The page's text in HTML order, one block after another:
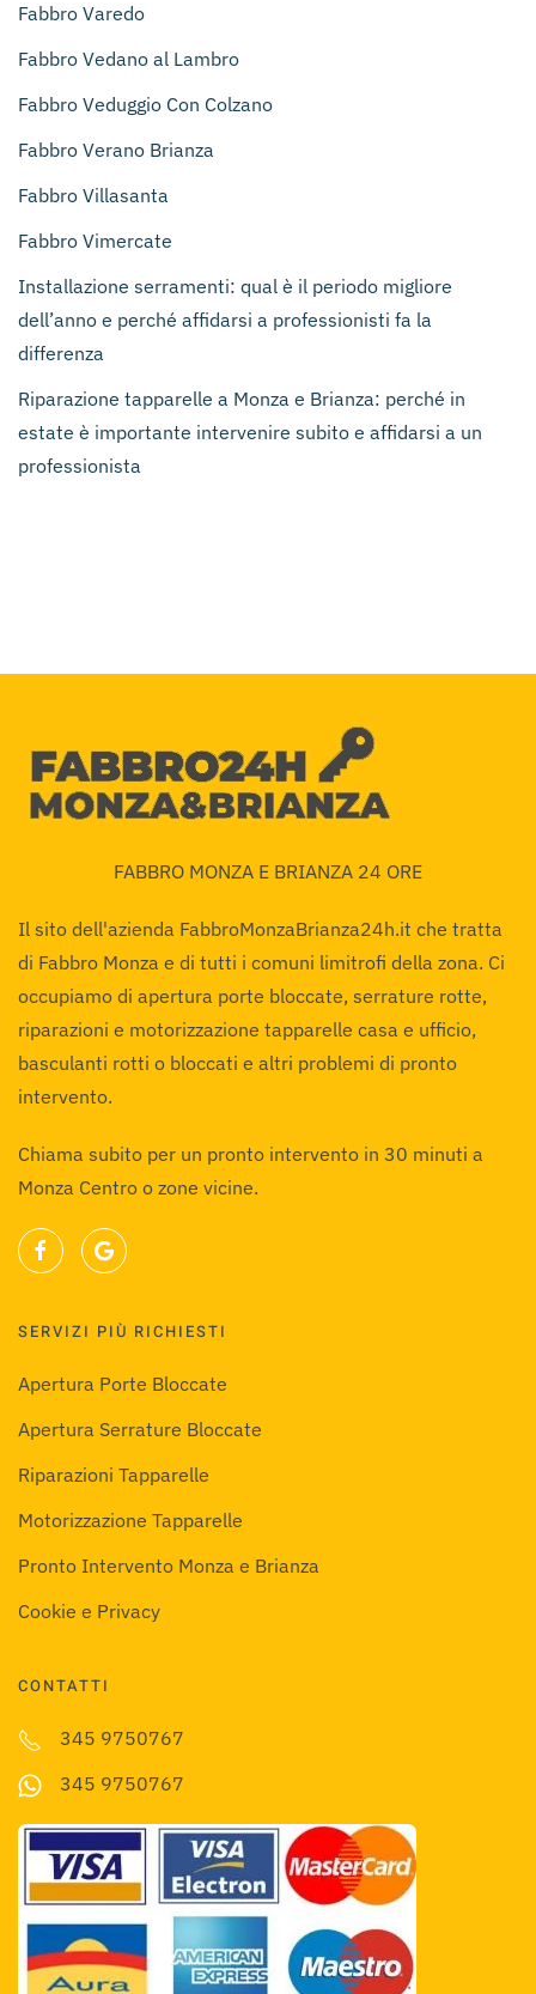
Fabbro Varedo
Fabbro Vedano al Lambro
Fabbro Veduggio Con Colzano
Fabbro Verano Brianza
Fabbro Villasanta
Fabbro Vimercate
Installazione serramenti: qual è il periodo migliore
dell’anno e perché affidarsi a professionisti fa la
differenza
Riparazione tapparelle a Monza e Brianza: perché in
estate è importante intervenire subito e affidarsi a un
professionista
FABBRO MONZA E BRIANZA 24 ORE
Il sito dell'azienda FabbroMonzaBrianza24h.it che tratta
di Fabbro Monza e di tutti i comuni limitrofi della zona. Ci
occupiamo di apertura porte bloccate, serrature rotte,
riparazioni e motorizzazione tapparelle casa e ufficio,
basculanti rotti o bloccati e altri problemi di pronto
intervento.
Chiama subito per un pronto intervento in 30 minuti a
Monza Centro o zone vicine.
SERVIZI PIÙ RICHIESTI
Apertura Porte Bloccate
Apertura Serrature Bloccate
Riparazioni Tapparelle
Motorizzazione Tapparelle
Pronto Intervento Monza e Brianza
Cookie e Privacy
CONTATTI
345 9750767
345 9750767